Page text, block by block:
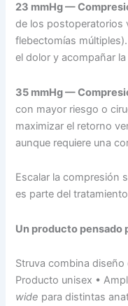
23 mmHg —
de los postoperatorios
flebectomías
el dolor y acompañar
35 mmHg —
con mayor riesgo o
maximizar el retorno
aunque requiere una
Escalar la compresión
es parte del
Un producto pensado
Struva combina
Producto unisex •
wide para distintas